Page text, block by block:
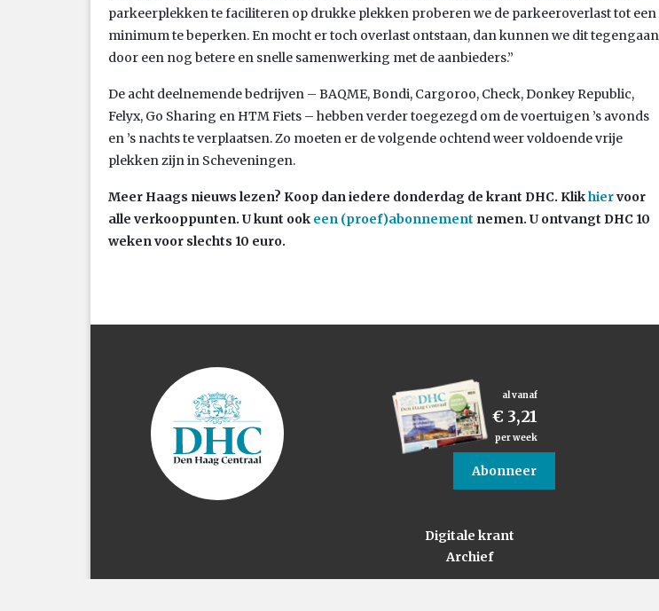
parkeerplekken te faciliteren op drukke plekken proberen we de parkeeroverlast tot een
minimum te beperken. En mocht er toch overlast ontstaan, dan kunnen we dit tegengaan
door een nog betere en snelle samenwerking met de aanbieders.”
De acht deelnemende bedrijven – BAQME, Bondi, Cargoroo, Check, Donkey Republic,
Felyx, Go Sharing en HTM Fiets – hebben verder toegezegd om de voertuigen ’s avonds
en ’s nachts te verplaatsen. Zo moeten er de volgende ochtend weer voldoende vrije
plekken zijn in Scheveningen.
Meer Haags nieuws lezen? Koop dan iedere donderdag de krant DHC. Klikhiervoor
alle verkooppunten. U kunt ook een (proef)abonnement nemen. U ontvangt DHC 10
weken voor slechts 10 euro.
al vanaf
€ 3,21
per week
Abonneer
Digitale krant
Archief